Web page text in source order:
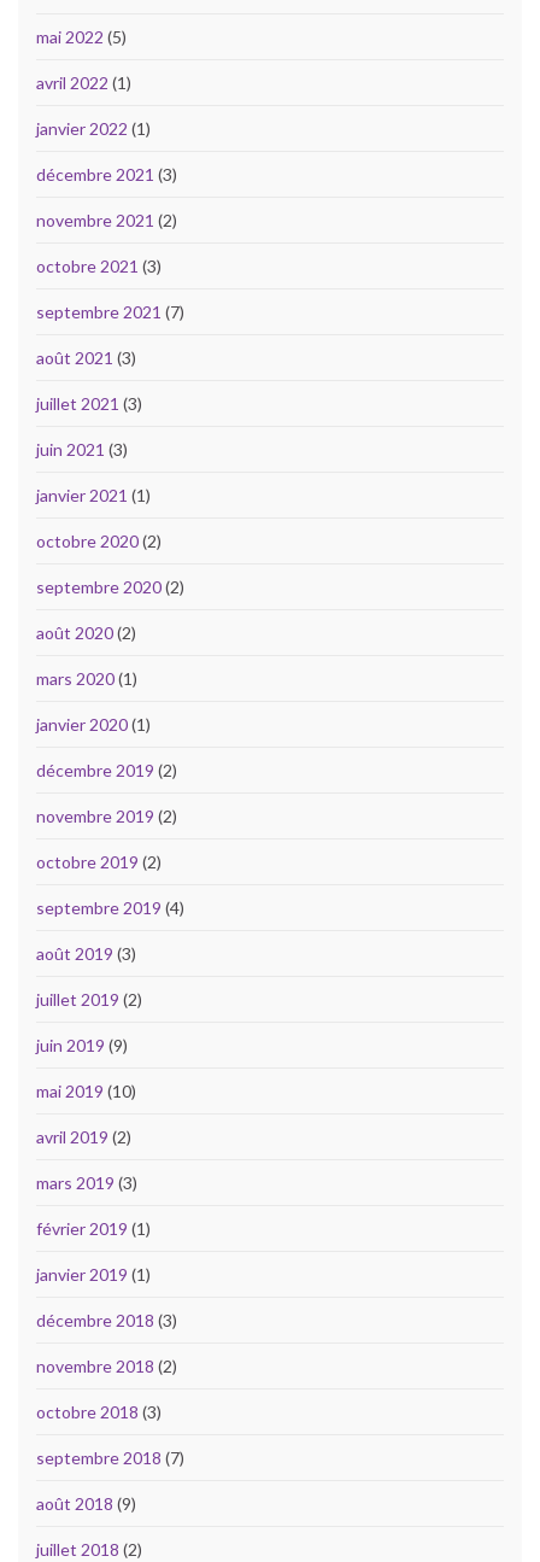
mai 2022 (5)
avril 2022 (1)
janvier 2022 (1)
décembre 2021 (3)
novembre 2021 (2)
octobre 2021 (3)
septembre 2021 (7)
août 2021 (3)
juillet 2021 (3)
juin 2021 (3)
janvier 2021 (1)
octobre 2020(2)
septembre 2020(2)
août 2020(2)
mars 2020(1)
janvier 2020(1)
décembre 2019 (2)
novembre 2019 (2)
octobre 2019 (2)
septembre 2019 (4)
août 2019 (3)
juillet 2019 (2)
juin 2019 (9)
mai 2019 (10)
avril 2019 (2)
mars 2019 (3)
février 2019 (1)
janvier 2019 (1)
décembre 2018 (3)
novembre 2018 (2)
octobre 2018 (3)
septembre 2018 (7)
août 2018 (9)
juillet 2018 (2)